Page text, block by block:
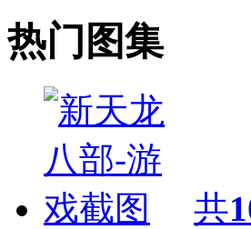
热门图集
共